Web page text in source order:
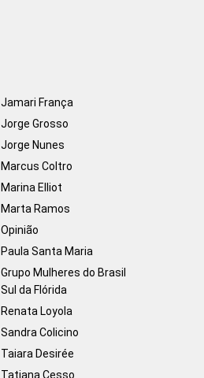
Jamari França
Jorge Grosso
Jorge Nunes
Marcus Coltro
Marina Elliot
Marta Ramos
Opinião
Paula Santa Maria
Grupo Mulheres do Brasil
Sul da Flórida
Renata Loyola
Sandra Colicino
Taiara Desirée
Tatiana Cesso